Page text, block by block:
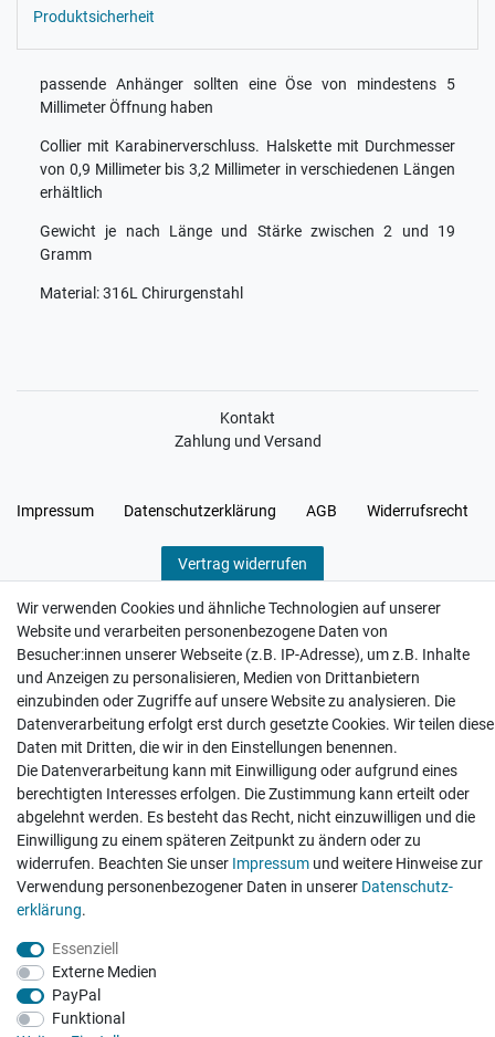
Produktsicherheit
passende Anhänger sollten eine Öse von mindestens 5
Millimeter Öffnung haben
Collier mit Karabinerverschluss. Halskette mit Durchmesser
von 0,9 Millimeter bis 3,2 Millimeter in verschiedenen Längen
erhältlich
Gewicht je nach Länge und Stärke zwischen 2 und 19
Gramm
Material: 316L Chirurgenstahl
Kontakt
Zahlung und Versand
Impressum Daten­schutz­erklärung AGB Widerrufs­recht
Vertrag widerrufen
Hatte etwas bestellt was fehlerhaft versendet
wurde. Mein Anliegen habe ich mitgeteilt und sofort
Er...
Datum der Kauferfahrung: 10.07.2026
Wir verwenden Cookies und ähnliche Technologien auf unserer
Website und verarbeiten personenbezogene Daten von
Besucher:innen unserer Webseite (z.B. IP-Adresse), um z.B. Inhalte
und Anzeigen zu personalisieren, Medien von Drittanbietern
einzubinden oder Zugriffe auf unsere Website zu analysieren. Die
Datenverarbeitung erfolgt erst durch gesetzte Cookies. Wir teilen diese
Daten mit Dritten, die wir in den Einstellungen benennen.
Die Datenverarbeitung kann mit Einwilligung oder aufgrund eines
berechtigten Interesses erfolgen. Die Zustimmung kann erteilt oder
abgelehnt werden. Es besteht das Recht, nicht einzuwilligen und die
Einwilligung zu einem späteren Zeitpunkt zu ändern oder zu
widerrufen. Beachten Sie unser Impressum und weitere Hinweise zur
Verwendung personenbezogener Daten in unserer Daten­schutz­
erklärung.
Essenziell
Externe Medien
PayPal
Funktional